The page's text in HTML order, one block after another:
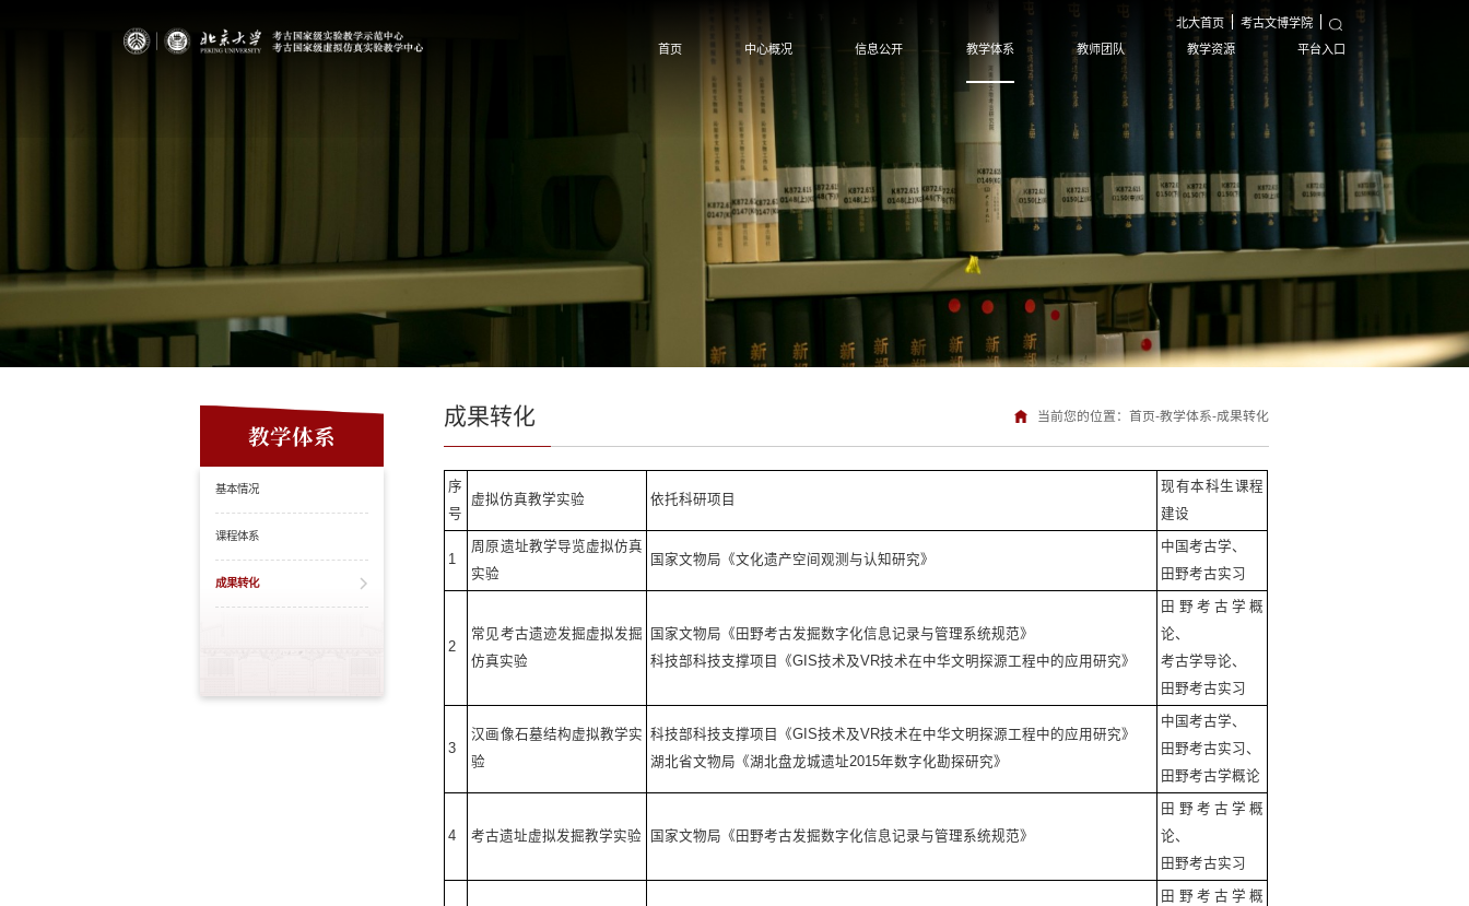
北大首页
考古文博学院
首页
中心概况 信息公开 教学体系 教师团队 教学资源 平台入口
教学体系
基本情况
课程体系
成果转化
成果转化 当前您的位置：首页-教学体系-成果转化
序
号
虚拟仿真教学实验 依托科研项目
现有本科生课程
建设
1
周原遗址教学导览虚拟仿真
实验
国家文物局《文化遗产空间观测与认知研究》
中国考古学、
田野考古实习
2
常见考古遗迹发掘虚拟发掘
仿真实验
国家文物局《田野考古发掘数字化信息记录与管理系统规范》
科技部科技支撑项目《GIS技术及VR技术在中华文明探源工程中的应用研究》
田野考古学概
论、
考古学导论、
田野考古实习
3
汉画像石墓结构虚拟教学实
验
科技部科技支撑项目《GIS技术及VR技术在中华文明探源工程中的应用研究》
湖北省文物局《湖北盘龙城遗址2015年数字化勘探研究》
中国考古学、
田野考古实习、
田野考古学概论
4 考古遗址虚拟发掘教学实验 国家文物局《田野考古发掘数字化信息记录与管理系统规范》
田野考古学概
论、
田野考古实习
田野考古学概